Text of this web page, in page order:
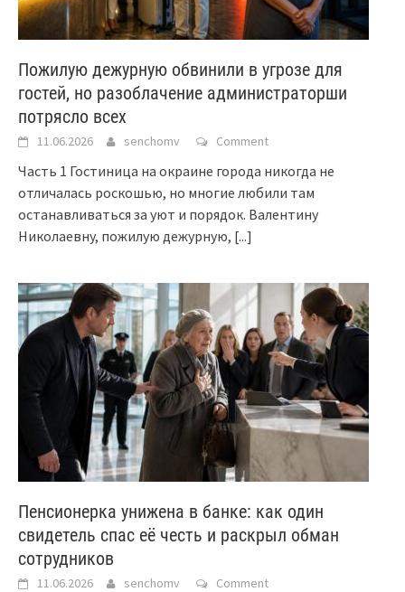
Пожилую дежурную обвинили в угрозе для
гостей, но разоблачение администраторши
потрясло всех
11.06.2026 senchomv Comment
Часть 1 Гостиница на окраине города никогда не
отличалась роскошью, но многие любили там
останавливаться за уют и порядок. Валентину
Николаевну, пожилую дежурную, [...]
Пенсионерка унижена в банке: как один
свидетель спас её честь и раскрыл обман
сотрудников
11.06.2026 senchomv Comment